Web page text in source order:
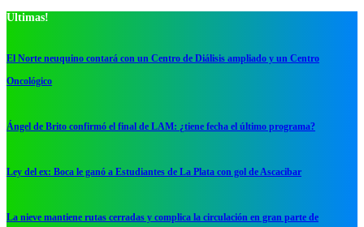
Ultimas!
El Norte neuquino contará con un Centro de Diálisis ampliado y un Centro
Oncológico
Ángel de Brito confirmó el final de LAM: ¿tiene fecha el último programa?
Ley del ex: Boca le ganó a Estudiantes de La Plata con gol de Ascacibar
La nieve mantiene rutas cerradas y complica la circulación en gran parte de